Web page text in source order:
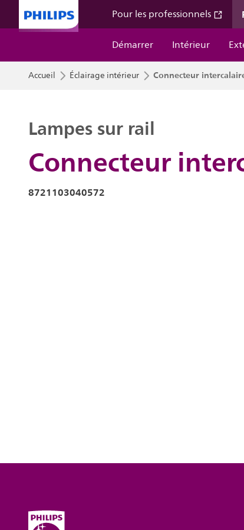
Pour les professionnels
Démarrer
Intérieur
Accueil Éclairage intérieur Connecteur
Connecteur
Lampes sur rail
8721103040572